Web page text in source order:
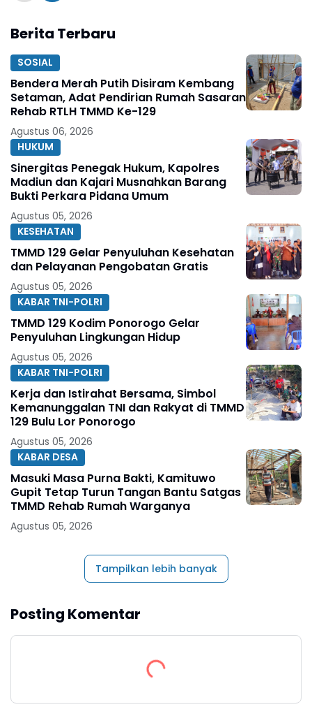
Berita Terbaru
SOSIAL
Bendera Merah Putih Disiram Kembang
Setaman, Adat Pendirian Rumah Sasaran
Rehab RTLH TMMD Ke-129
Agustus 06, 2026
HUKUM
Sinergitas Penegak Hukum, Kapolres
Madiun dan Kajari Musnahkan Barang
Bukti Perkara Pidana Umum
Agustus 05, 2026
KESEHATAN
TMMD 129 Gelar Penyuluhan Kesehatan
dan Pelayanan Pengobatan Gratis
Agustus 05, 2026
KABAR TNI-POLRI
TMMD 129 Kodim Ponorogo Gelar
Penyuluhan Lingkungan Hidup
Agustus 05, 2026
KABAR TNI-POLRI
Kerja dan Istirahat Bersama, Simbol
Kemanunggalan TNI dan Rakyat di TMMD
129 Bulu Lor Ponorogo
Agustus 05, 2026
KABAR DESA
Masuki Masa Purna Bakti, Kamituwo
Gupit Tetap Turun Tangan Bantu Satgas
TMMD Rehab Rumah Warganya
Agustus 05, 2026
Tampilkan lebih banyak
Posting Komentar